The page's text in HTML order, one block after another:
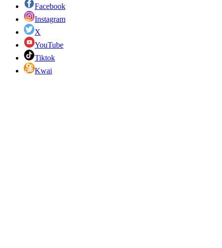
Facebook
Instagram
X
YouTube
Tiktok
Kwai